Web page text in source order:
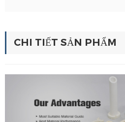
CHI TIẾT SẢN PHẨM